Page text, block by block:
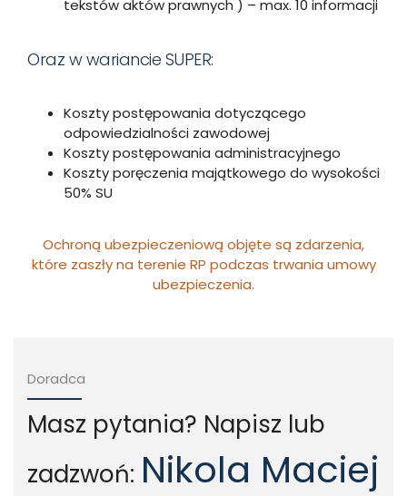
tekstów aktów prawnych ) – max. 10 informacji
Oraz w wariancie SUPER:
Koszty postępowania dotyczącego
odpowiedzialności zawodowej
Koszty postępowania administracyjnego
Koszty poręczenia majątkowego do wysokości
50% SU
Ochroną ubezpieczeniową objęte są zdarzenia,
które zaszły na terenie RP podczas trwania umowy
ubezpieczenia.
Doradca
Masz pytania? Napisz lub
zadzwoń: Nikola Maciej